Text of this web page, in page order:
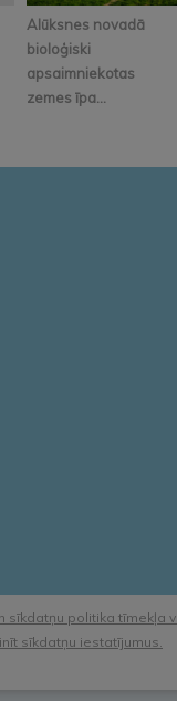
Alūksnes novadā
bioloģiski
apsaimniekotas
zemes īpa...
sīkdatņu politika tīmekļa
sīkdatņu iestatījumus.